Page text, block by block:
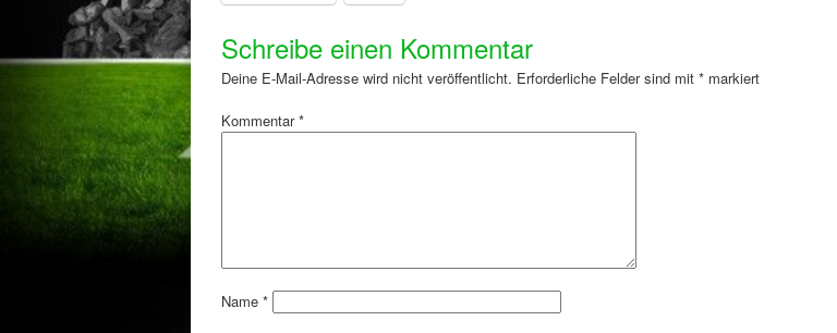
Schreibe einen Kommentar
Deine E-Mail-Adresse wird nicht veröffentlicht. Erforderliche Felder sind mit * markiert
Kommentar*
Name *